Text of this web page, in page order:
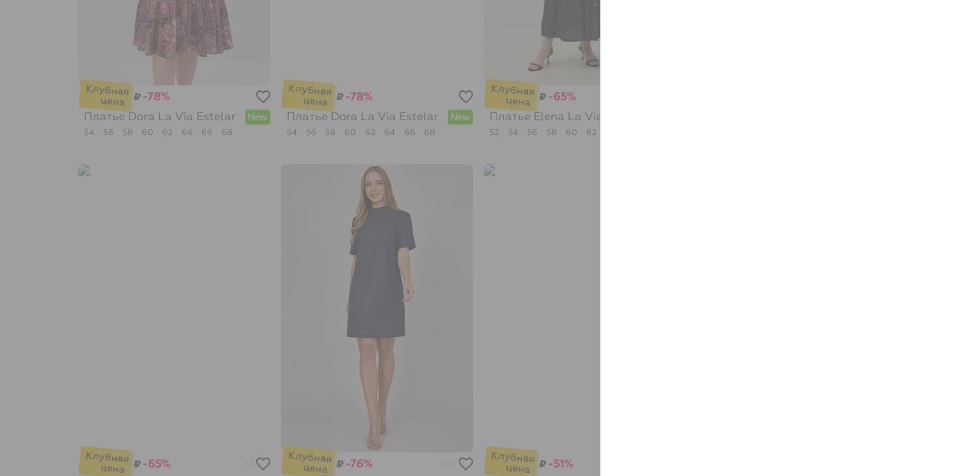
₽ -78%
New
Платье Dora La Via Estelar
54 56 58 60 62 64 66 68
₽ -78%
New
Платье Dora La Via Estelar
54 56 58 60 62 64 66 68
₽ -65%
Платье Elena La Via Estelar
52 54 56 58 60 62
₽ -65% ₽ -76% ₽ -51%